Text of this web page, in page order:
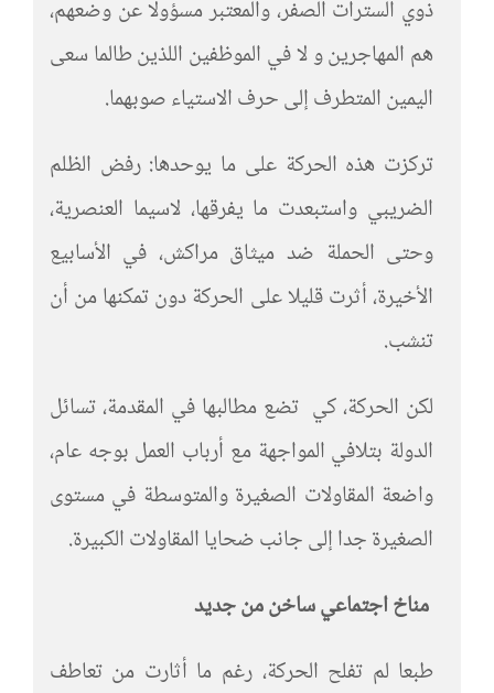
ذوي السترات الصفر، والمعتبر مسؤولا عن وضعهم،
هم المهاجرين و لا في الموظفين اللذين طالما سعى
اليمين المتطرف إلى حرف الاستياء صوبهما.
تركزت هذه الحركة على ما يوحدها: رفض الظلم
الضريبي واستبعدت ما يفرقها، لاسيما العنصرية،
وحتى الحملة ضد ميثاق مراكش، في الأسابيع
الأخيرة، أثرت قليلا على الحركة دون تمكنها من أن
تنشب.
لكن الحركة، كي تضع مطالبها في المقدمة، تسائل
الدولة بتلافي المواجهة مع أرباب العمل بوجه عام،
واضعة المقاولات الصغيرة والمتوسطة في مستوى
الصغيرة جدا إلى جانب ضحايا المقاولات الكبيرة.
مناخ اجتماعي ساخن من جديد
طبعا لم تفلح الحركة، رغم ما أثارت من تعاطف